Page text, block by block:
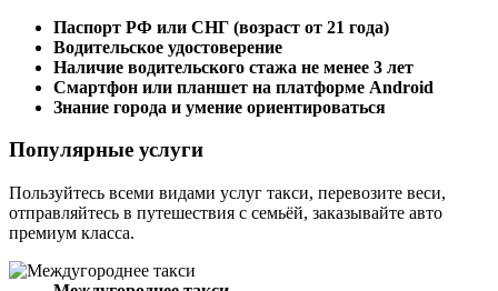
Паспорт РФ или СНГ (возраст от 21 года)
Водительское удостоверение
Наличие водительского стажа не менее 3 лет
Смартфон или планшет на платформе Android
Знание города и умение ориентироваться
Популярные услуги
Пользуйтесь всеми видами услуг такси, перевозите веси,
отправляйтесь в путешествия с семьёй, заказывайте авто
премиум класса.